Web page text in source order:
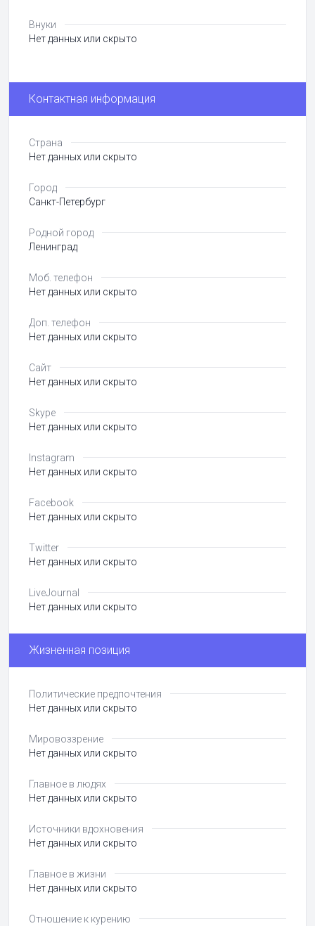
Внуки
Нет данных или скрыто
Контактная информация
Страна
Нет данных или скрыто
Город
Санкт-Петербург
Родной город
Ленинград
Моб. телефон
Нет данных или скрыто
Доп. телефон
Нет данных или скрыто
Сайт
Нет данных или скрыто
Skype
Нет данных или скрыто
Instagram
Нет данных или скрыто
Facebook
Нет данных или скрыто
Twitter
Нет данных или скрыто
LiveJournal
Нет данных или скрыто
Жизненная позиция
Политические предпочтения
Нет данных или скрыто
Мировоззрение
Нет данных или скрыто
Главное в людях
Нет данных или скрыто
Источники вдохновения
Нет данных или скрыто
Главное в жизни
Нет данных или скрыто
Отношение к курению